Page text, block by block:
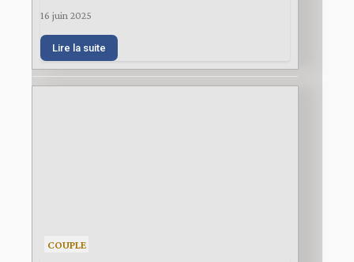
16 juin 2025
Lire la suite
COUPLE